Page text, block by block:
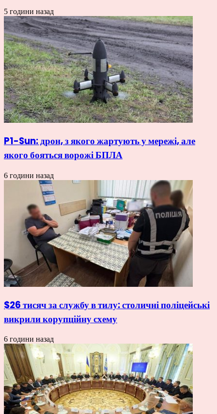
5 години назад
P1-Sun: дрон, з якого жартують у мережі, але
якого бояться ворожі БПЛА
6 години назад
$26 тисяч за службу в тилу: столичні поліцейські
викрили корупційну схему
6 години назад